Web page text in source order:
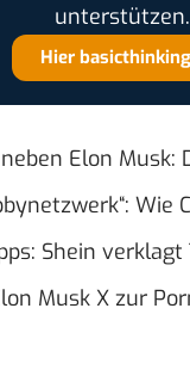
Hier
Elon
Shein
Musk X zur